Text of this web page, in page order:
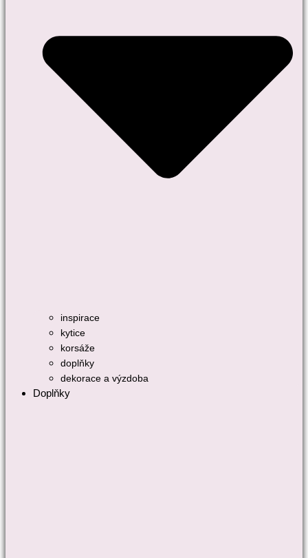
inspirace
kytice
korsáže
doplňky
dekorace a výzdoba
Doplňky